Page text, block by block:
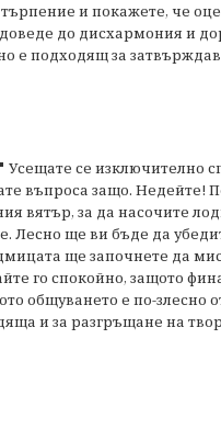
и покажете, че
до дисхармония и
е подходящ за
Усещате се изключително
въпроса защо. Недейте!
вятър, за да насочите
Лесно ще ви бъде да
ще започнете да
го спокойно, защото
общуването е по-злесно
и за разгръщане на